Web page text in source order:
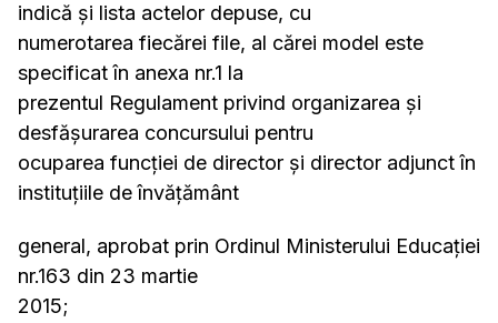
indică şi lista actelor depuse, cu
numerotarea fiecărei file, al cărei model este
specificat în anexa nr.1 la
prezentul Regulament privind organizarea și
desfășurarea concursului pentru
ocuparea funcției de director și director adjunct în
instituțiile de învățământ
general, aprobat prin Ordinul Ministerului Educației
nr.163 din 23 martie
2015;